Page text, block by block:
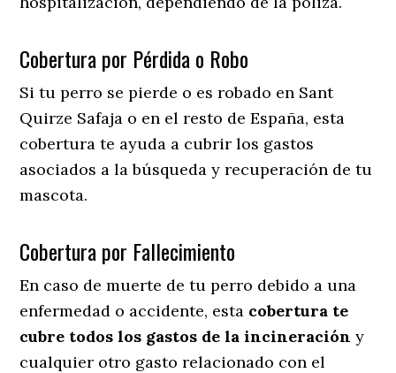
Cobertura por Pérdida o Robo
Si tu perro se pierde o es robado en Sant
Quirze Safaja o en el resto de España, esta
cobertura te ayuda a cubrir los gastos
asociados a la búsqueda y recuperación de tu
mascota.
Cobertura por Fallecimiento
En caso de muerte de tu perro debido a una
enfermedad o accidente, esta cobertura te
cubre todos los gastos de la incineración y
cualquier otro gasto relacionado con el